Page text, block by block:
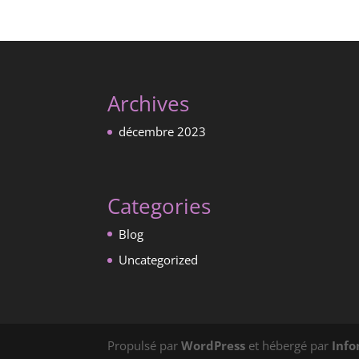
Archives
décembre 2023
Categories
Blog
Uncategorized
Propulsé parWordPress et hébergé par